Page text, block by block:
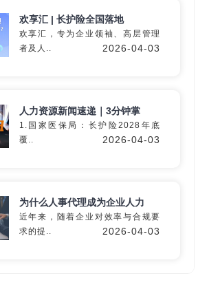
业
解决方
欢享汇 | 长护险全国落地
欢享汇，专为企业领袖、高层管理
者及人..
2026-04-03
人力资源新闻速递｜3分钟掌
1.国家医保局：长护险2028年底
覆..
2026-04-03
为什么人事代理成为企业人力
近年来，随着企业对效率与合规要
求的提..
2026-04-03